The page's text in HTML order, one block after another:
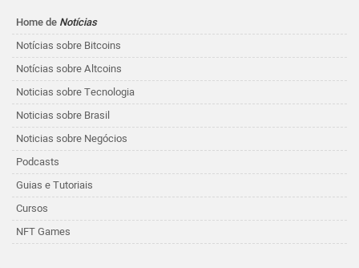
Home de Notícias
Notícias sobre Bitcoins
Notícias sobre Altcoins
Noticias sobre Tecnologia
Noticias sobre Brasil
Noticias sobre Negócios
Podcasts
Guias e Tutoriais
Cursos
NFT Games